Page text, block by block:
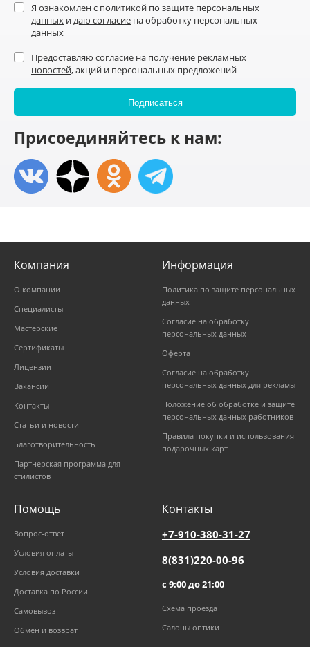
Я ознакомлен с политикой по защите персональных
данных и даю согласие на обработку персональных
данных
Предоставляю согласие на получение рекламных
новостей, акций и персональных предложений
Присоединяйтесь к нам:
Компания
О компании
Специалисты
Мастерские
Сертификаты
Лицензии
Вакансии
Контакты
Статьи и новости
Благотворительность
Партнерская программа для
стилистов
Информация
Политика по защите персональных
данных
Согласие на обработку
персональных данных
Оферта
Согласие на обработку
персональных данных для рекламы
Положение об обработке и защите
персональных данных работников
Правила покупки и использования
подарочных карт
Помощь
Вопрос-ответ
Условия оплаты
Условия доставки
Доставка по России
Самовывоз
Обмен и возврат
Контакты
+7-910-380-31-27
8(831)220-00-96
с 9:00 до 21:00
Схема проезда
Салоны оптики